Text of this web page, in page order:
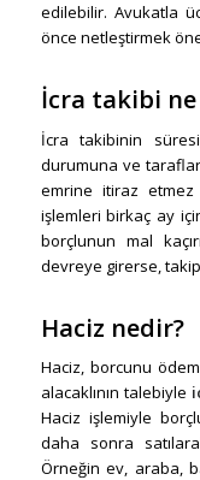
edilebilir. Avukatla
önce netleştirmek
İcra takibi
İcra takibinin
durumuna ve
emrine itiraz etmez
işlemleri birkaç ay
borçlunun mal
devreye girerse,
Haciz nedir?
Haciz, borcunu
alacaklının talebiyle
Haciz işlemiyle
daha sonra
Örneğin ev, araba,